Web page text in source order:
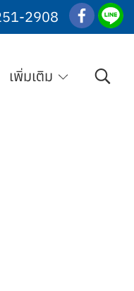
2908
เพิ่มเติม